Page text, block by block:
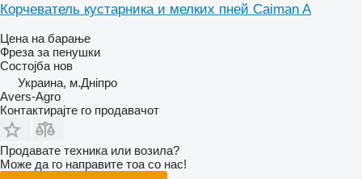
Корчеватель кустарника и мелких пней Caiman A
Цена на барање
Фреза за пенушки
Состојба нов
Украина, м.Дніпро
Avers-Agro
Контактирајте го продавачот
Продавате техника или возила?
Може да го направите тоа со нас!